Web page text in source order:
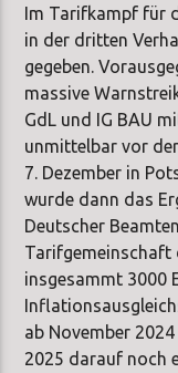
Im Tarifkampf für
in der dritten
gegeben.
massive
GdL und IG BAU
unmittelbar vor
7. Dezember in
wurde dann das
Deutscher
Tarifgemeinschaft
insgesammt 3000
ab November
2025 darauf noch